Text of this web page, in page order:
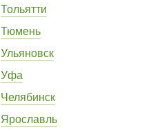
Тольятти
Тюмень
Ульяновск
Уфа
Челябинск
Ярославль